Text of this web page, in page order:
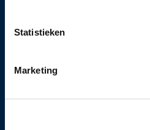
Statistieken
Marketing
030 – 69 250 14
ELKE WERKDAG VAN 9:00 TOT 18:00